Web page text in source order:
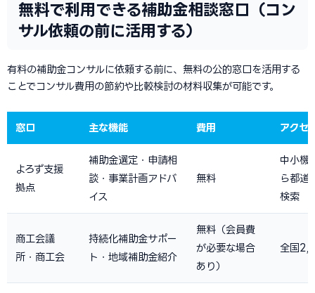
無料で利用できる補助金相談窓口（コン
サル依頼の前に活用する）
有料の補助金コンサルに依頼する前に、無料の公的窓口を活用する
ことでコンサル費用の節約や比較検討の材料収集が可能です。
窓口 主な機能 費用 アクセ
よろず支援
拠点
補助金選定・申請相
談・事業計画アドバ
イス
無料
中小機
ら都道
検索
商工会議
所・商工会
持続化補助金サポー
ト・地域補助金紹介
無料（会員費
が必要な場合
あり）
全国